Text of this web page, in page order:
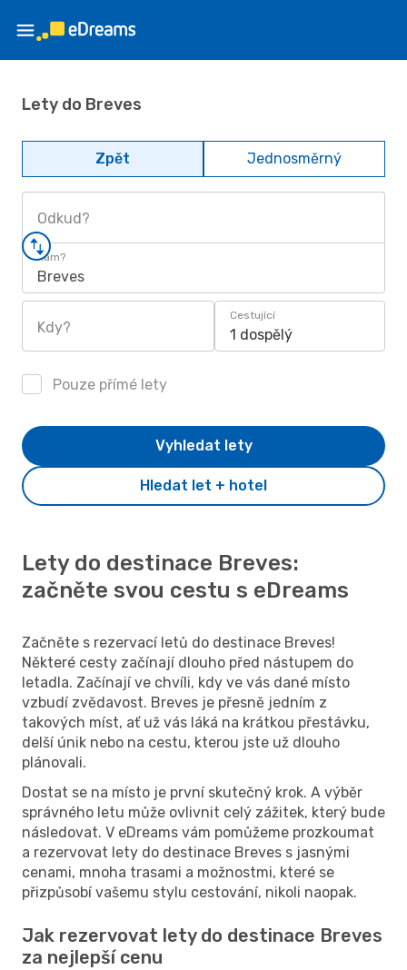
Lety do Breves
Zpět Jednosměrný
Odkud?
Kam?
Breves
Kdy?
Cestující
1 dospělý
Pouze přímé lety
Hledat let + hotel
Vyhledat lety
Lety do destinace Breves:
začněte svou cestu s eDreams
Začněte s rezervací letů do destinace Breves!
Některé cesty začínají dlouho před nástupem do
letadla. Začínají ve chvíli, kdy ve vás dané místo
vzbudí zvědavost. Breves je přesně jedním z
takových míst, ať už vás láká na krátkou přestávku,
delší únik nebo na cestu, kterou jste už dlouho
plánovali.
Dostat se na místo je první skutečný krok. A výběr
správného letu může ovlivnit celý zážitek, který bude
následovat. V eDreams vám pomůžeme prozkoumat
a rezervovat lety do destinace Breves s jasnými
cenami, mnoha trasami a možnostmi, které se
přizpůsobí vašemu stylu cestování, nikoli naopak.
Jak rezervovat lety do destinace Breves
za nejlepší cenu